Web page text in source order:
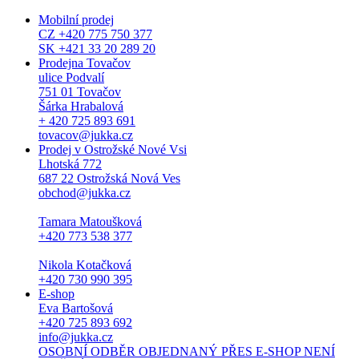
Mobilní prodej
CZ +420 775 750 377
SK +421 33 20 289 20
Prodejna Tovačov
ulice Podvalí
751 01 Tovačov
Šárka Hrabalová
+ 420 725 893 691
tovacov@jukka.cz
Prodej v Ostrožské Nové Vsi
Lhotská 772
687 22 Ostrožská Nová Ves
obchod@jukka.cz
Tamara Matoušková
+420 773 538 377
Nikola Kotačková
+420 730 990 395
E-shop
Eva Bartošová
+420 725 893 692
info@jukka.cz
OSOBNÍ ODBĚR OBJEDNANÝ PŘES E-SHOP NENÍ